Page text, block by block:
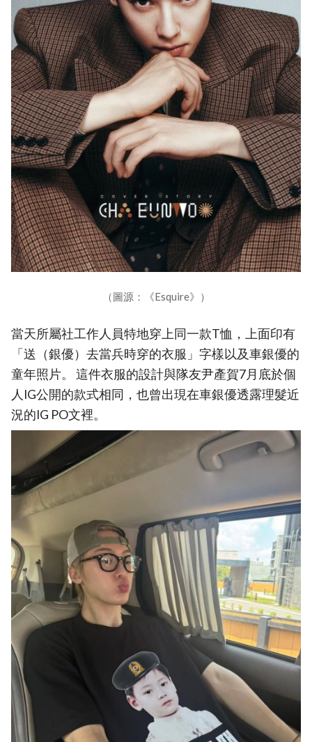
（圖源：《Esquire》）
當天所屬社工作人員特地穿上同一款T恤，上面印有
「送（銀優）去當兵時穿的衣服」字樣以及車銀優的
童年照片。 這件衣服的設計與隊友尹產賀7月底於個
人IG公開的款式相同，也曾出現在車銀優透露理髮近
況的IG PO文裡。